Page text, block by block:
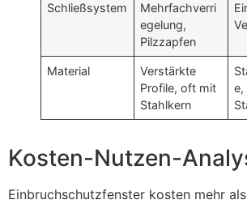
Schließsystem
Mehrfachverri
egelung,
Pilzzapfen
Material
Verstärkte
Profile, oft mit
Stahlkern
e,
Kosten-Nutzen-
Einbruchschutzfenster kosten mehr